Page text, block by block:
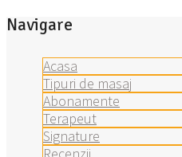
Navigare
Acasa
Tipuri de masaj
Abonamente
Terapeut
Signature
Recenzii